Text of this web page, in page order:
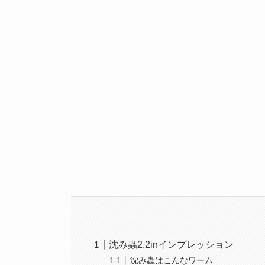
沈み蟲2.2inインプレッション
沈み蟲はこんなワーム